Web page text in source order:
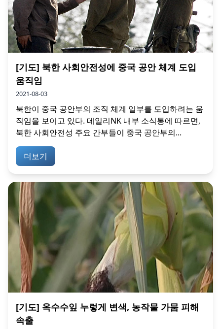
[기도] 북한 사회안전성에 중국 공안 체계 도입
움직임
2021-08-03
북한이 중국 공안부의 조직 체계 일부를 도입하려는 움
직임을 보이고 있다. 데일리NK 내부 소식통에 따르면,
북한 사회안전성 주요 간부들이 중국 공안부의...
더보기
[기도] 옥수수잎 누렇게 변색, 농작물 가뭄 피해
속출